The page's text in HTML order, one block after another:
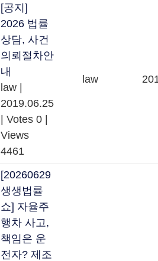
[공지]
2026 법률
상담, 사건
의뢰절차안
내
law
2019.06.25
Votes 0
Views
4461
law
[20260629
생생법률
쇼] 자율주
행차 사고,
책임은 운
전자? 제조